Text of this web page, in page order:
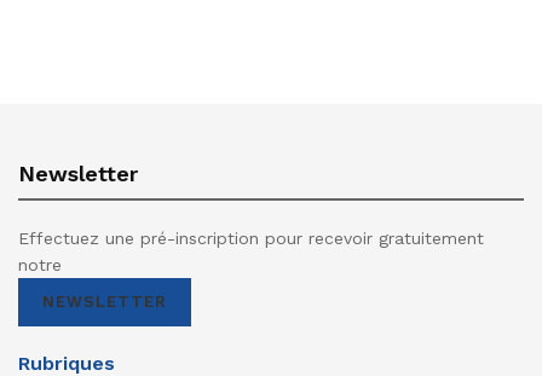
Newsletter
Effectuez une pré-inscription pour recevoir gratuitement
notre
NEWSLETTER
Rubriques